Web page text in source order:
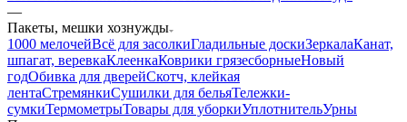
—
Пакеты, мешки хознужды
1000 мелочейВсё для засолкиГладильные доскиЗеркалаКанат,
шпагат, веревкаКлеенкаКоврики грязесборныеНовый
годОбивка для дверейСкотч, клейкая
лентаСтремянкиСушилки для бельяТележки-
сумкиТермометрыТовары для уборкиУплотнительУрны